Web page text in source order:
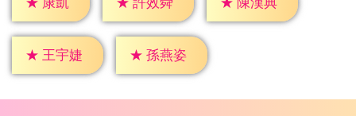
★ 王宇婕 ★ 孫燕姿